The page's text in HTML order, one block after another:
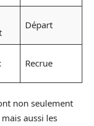
Départ
Recrue
non seulement
aussi les